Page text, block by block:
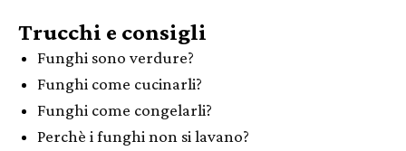
Trucchi e consigli
Funghi sono verdure?
Funghi come cucinarli?
Funghi come congelarli?
Perchè i funghi non si lavano?